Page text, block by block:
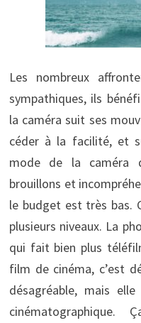
Les nombreux
sympathiques, ils
la caméra suit ses
céder à la facilité, et
mode de la caméra
brouillons et
le budget est très bas.
plusieurs niveaux. La
qui fait bien plus
film de cinéma, c’est
désagréable, mais
cinématographique.